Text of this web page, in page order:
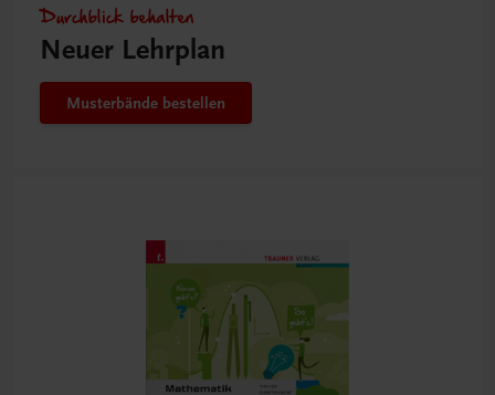
Durchblick behalten
Neuer Lehrplan
Musterbände bestellen